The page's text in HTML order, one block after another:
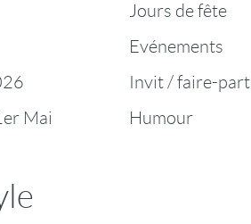
Mai
Jours de fête
Evénements
Invit / faire-part
Humour